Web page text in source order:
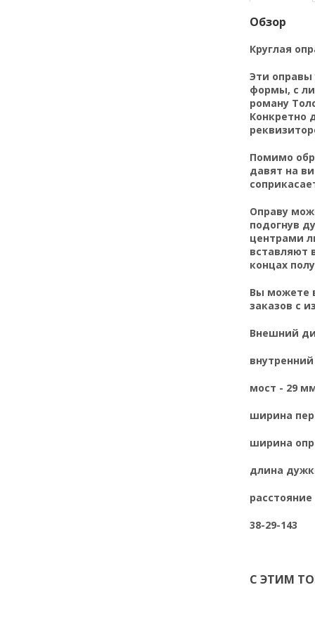
Обзор
Круглая
Эти оправы
формы, с
роману
Конкретно
Помимо
давят на
Оправу
подогнув
центрами
вставляют
концах
Вы можете
заказов с
Внешний
мост - 29
ширина
ширина
длина
38-29-143
С ЭТИМ